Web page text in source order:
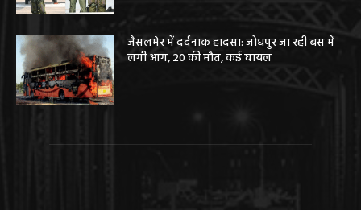
जैसलमेर में दर्दनाक हादसा: जोधपुर जा रही बस में
लगी आग, 20 की मौत, कई घायल